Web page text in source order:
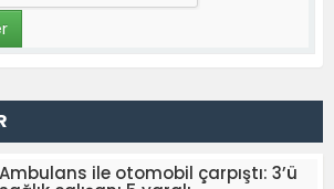
Ambulans ile otomobil çarpıştı: 3’ü